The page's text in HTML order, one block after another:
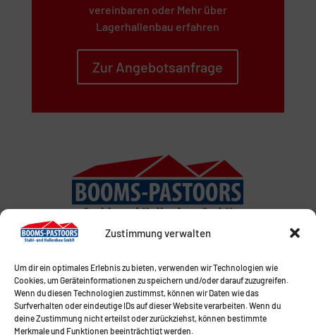
Zustimmung verwalten
Um dir ein optimales Erlebnis zu bieten, verwenden wir Technologien wie
Cookies, um Geräteinformationen zu speichern und/oder darauf zuzugreifen.
Wenn du diesen Technologien zustimmst, können wir Daten wie das
Surfverhalten oder eindeutige IDs auf dieser Website verarbeiten. Wenn du
deine Zustimmung nicht erteilst oder zurückziehst, können bestimmte
Merkmale und Funktionen beeinträchtigt werden.
vereinbaren oder Mehr über
Lagerhallenbau erfahren
Zur Angebotsanfrage